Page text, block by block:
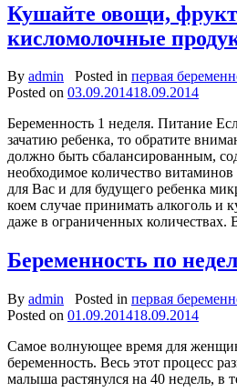
Кушайте овощи,
кисломолочные
By admin Posted in первая
Posted on 03.09.201418.09.2014
Беременность 1 неделя. Питание
зачатию ребенка, то обратите
должно быть сбалансированным,
необходимое количество
для Вас и для будущего ребенка
коем случае принимать алкоголь и
даже в ограниченных
Беременность по
By admin Posted in первая
Posted on 01.09.201418.09.2014
Самое волнующее время для
беременность. Весь этот процесс
малыша растянулся на 40 недель, в